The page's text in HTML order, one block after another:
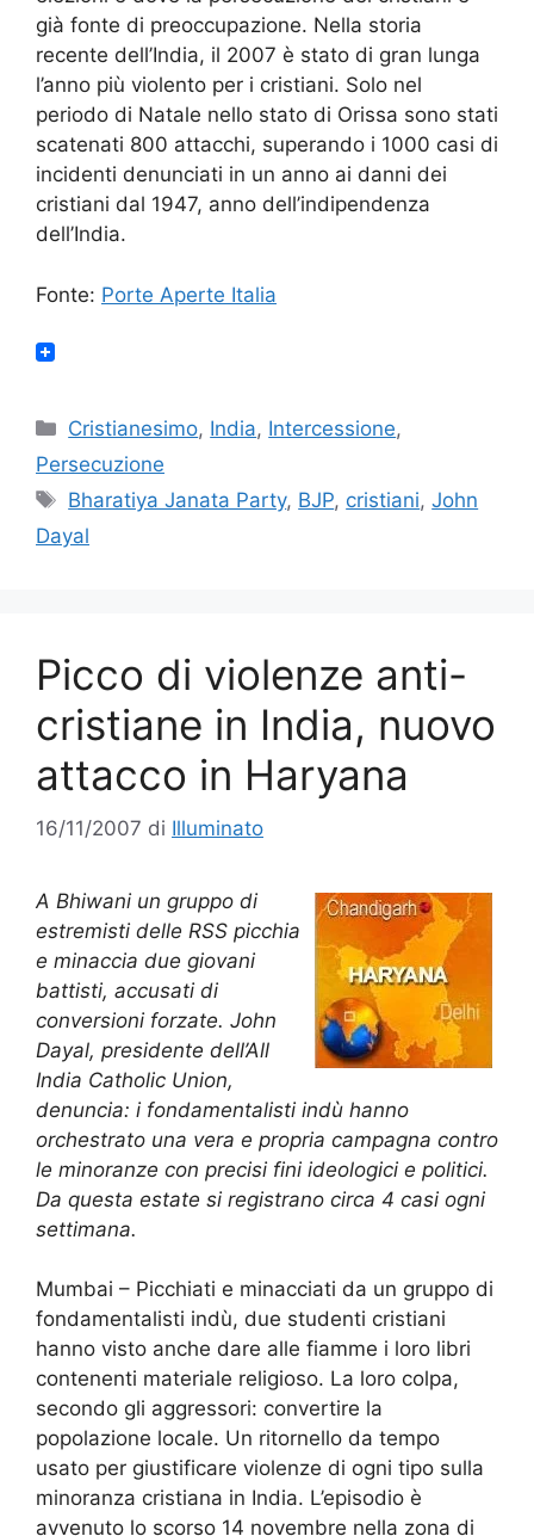
già fonte di preoccupazione. Nella storia
recente dell’India, il 2007 è stato di gran lunga
l’anno più violento per i cristiani. Solo nel
periodo di Natale nello stato di Orissa sono stati
scatenati 800 attacchi, superando i 1000 casi di
incidenti denunciati in un anno ai danni dei
cristiani dal 1947, anno dell’indipendenza
dell’India.
Fonte: Porte Aperte Italia
Categorie
Cristianesimo, India, Intercessione,
Persecuzione
Tag
Bharatiya Janata Party, BJP, cristiani,John
Dayal
Picco di violenze anti-
cristiane in India, nuovo
attacco in Haryana
16/11/2007 di Illuminato
A Bhiwani un gruppo di
estremisti delle RSS picchia
e minaccia due giovani
battisti, accusati di
conversioni forzate. John
Dayal, presidente dell’All
India Catholic Union,
denuncia: i fondamentalisti indù hanno
orchestrato una vera e propria campagna contro
le minoranze con precisi fini ideologici e politici.
Da questa estate si registrano circa 4 casi ogni
settimana.
Mumbai – Picchiati e minacciati da un gruppo di
fondamentalisti indù, due studenti cristiani
hanno visto anche dare alle fiamme i loro libri
contenenti materiale religioso. La loro colpa,
secondo gli aggressori: convertire la
popolazione locale. Un ritornello da tempo
usato per giustificare violenze di ogni tipo sulla
minoranza cristiana in India. L’episodio è
avvenuto lo scorso 14 novembre nella zona di